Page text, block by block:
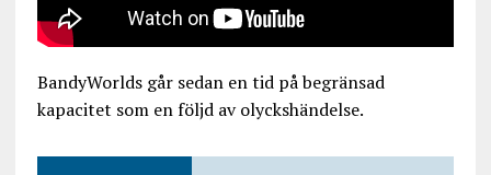
BandyWorlds går sedan en tid på begränsad
kapacitet som en följd av olyckshändelse.